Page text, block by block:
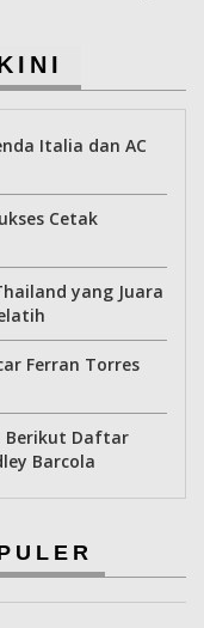
Italia dan AC
Cetak
yang Juara
Ferran Torres
Berikut Daftar
Barcola